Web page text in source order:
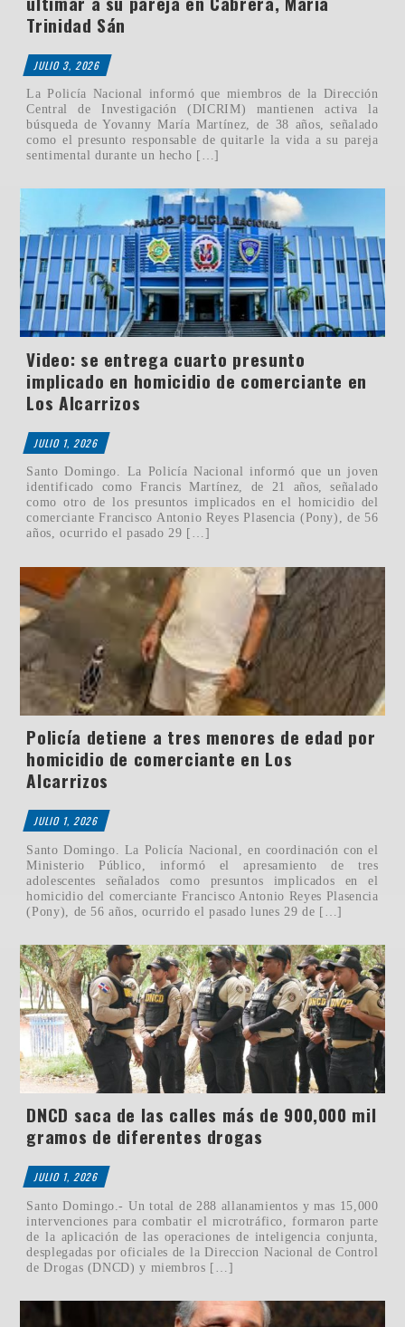
Trinidad Sán
JULIO 3, 2026
La Policía Nacional informó que miembros de la Dirección
Central de Investigación (DICRIM) mantienen activa la
búsqueda de Yovanny María Martínez, de 38 años, señalado
como el presunto responsable de quitarle la vida a su pareja
sentimental durante un hecho […]
Video: se entrega cuarto presunto
implicado en homicidio de comerciante en
Los Alcarrizos
JULIO 1, 2026
Santo Domingo. La Policía Nacional informó que un joven
identificado como Francis Martínez, de 21 años, señalado
como otro de los presuntos implicados en el homicidio del
comerciante Francisco Antonio Reyes Plasencia (Pony), de 56
años, ocurrido el pasado 29 […]
Policía detiene a tres menores de edad por
homicidio de comerciante en Los
Alcarrizos
JULIO 1, 2026
Santo Domingo. La Policía Nacional, en coordinación con el
Ministerio Público, informó el apresamiento de tres
adolescentes señalados como presuntos implicados en el
homicidio del comerciante Francisco Antonio Reyes Plasencia
(Pony), de 56 años, ocurrido el pasado lunes 29 de […]
DNCD saca de las calles más de 900,000 mil
gramos de diferentes drogas
JULIO 1, 2026
Santo Domingo.- Un total de 288 allanamientos y mas 15,000
intervenciones para combatir el microtráfico, formaron parte
de la aplicación de las operaciones de inteligencia conjunta,
desplegadas por oficiales de la Direccion Nacional de Control
de Drogas (DNCD) y miembros […]